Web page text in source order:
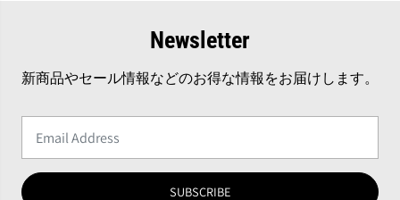
Newsletter
新商品やセール情報などのお得な情報をお届けします。
SUBSCRIBE